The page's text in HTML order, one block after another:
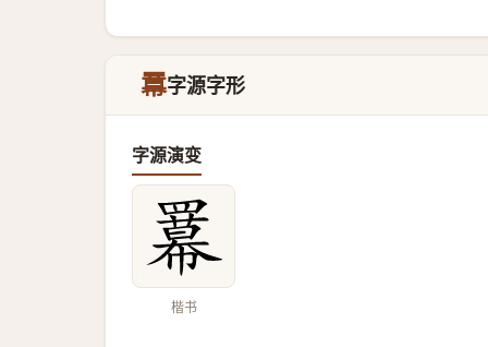
羃字源字形
字源演变
楷书